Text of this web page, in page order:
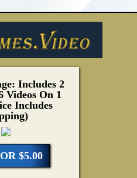
Includes 2
Videos On 1
Includes
$5.00